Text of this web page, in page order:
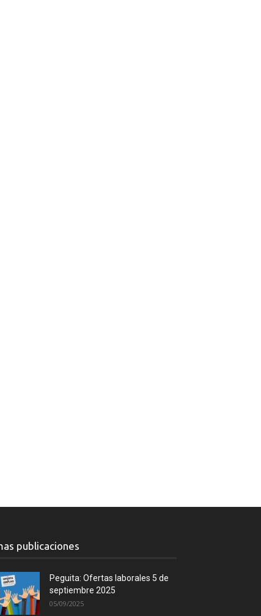
publicaciones
Peguita: Ofertas laborales 5 de
septiembre 2025
05/09/2025